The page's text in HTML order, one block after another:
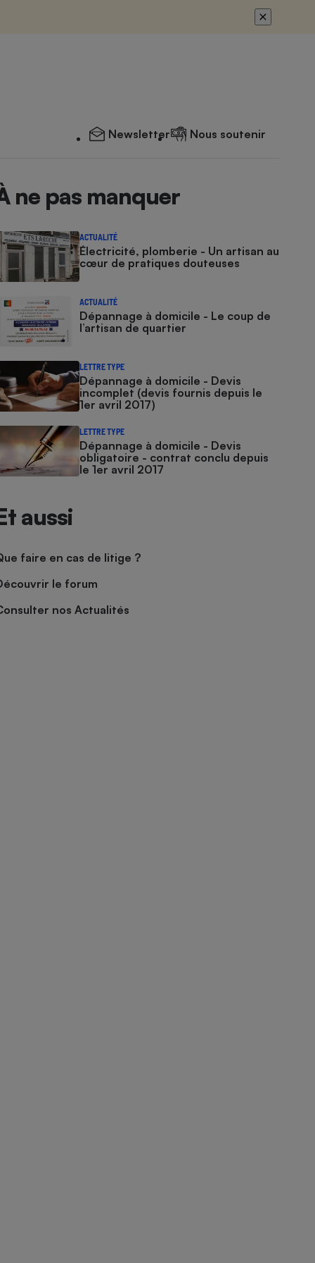
Newsletter Nous soutenir
ne pas manquer
ACTUALITÉ
Électricité, plomberie - Un artisan au
cœur de pratiques douteuses
ACTUALITÉ
Dépannage à domicile - Le coup de
l’artisan de quartier
LETTRE TYPE
Dépannage à domicile - Devis
incomplet (devis fournis depuis le
1er avril 2017)
LETTRE TYPE
Dépannage à domicile - Devis
obligatoire - contrat conclu depuis
le 1er avril 2017
aussi
faire en cas de litige ?
le forum
nos Actualités